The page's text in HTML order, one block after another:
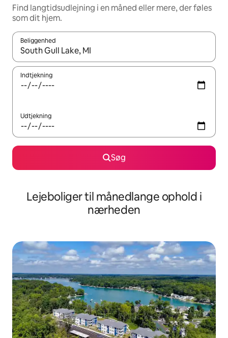
Find langtidsudlejning i en måned eller mere, der føles
som dit hjem.
Beliggenhed
Når resultaterne er tilgængelige, skal du navigere med
Indtjekning
Udtjekning
Søg
Lejeboliger til månedlange ophold i
nærheden